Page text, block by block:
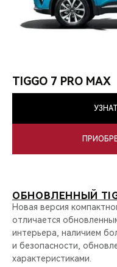
TIGGO 7 PRO MAX
ОБНОВЛЕННЫЙ
Новая версия
отличается
интерьера, наличием
и безопасности,
характеристиками.